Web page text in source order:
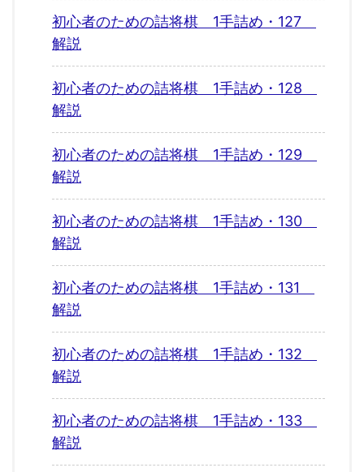
初心者のための詰将棋 1手詰め・127
解説
初心者のための詰将棋 1手詰め・128
解説
初心者のための詰将棋 1手詰め・129
解説
初心者のための詰将棋 1手詰め・130
解説
初心者のための詰将棋 1手詰め・131
解説
初心者のための詰将棋 1手詰め・132
解説
初心者のための詰将棋 1手詰め・133
解説